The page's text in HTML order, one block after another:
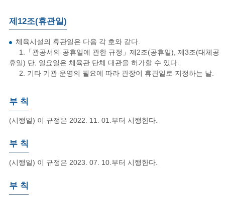
제12조(휴관일)
체육시설의 휴관일은 다음 각 호와 같다.
1.「관공서의 공휴일에 관한 규정」제2조(공휴일), 제3조(대체공
휴일) 단, 일요일은 체육관 단체 대관을 허가할 수 있다.
2. 기타 기관 운영의 필요에 따라 관장이 휴관일로 지정하는 날.
부 칙
(시행일) 이 규정은 2022. 11. 01.부터 시행한다.
부 칙
(시행일) 이 규정은 2023. 07. 10.부터 시행한다.
부 칙